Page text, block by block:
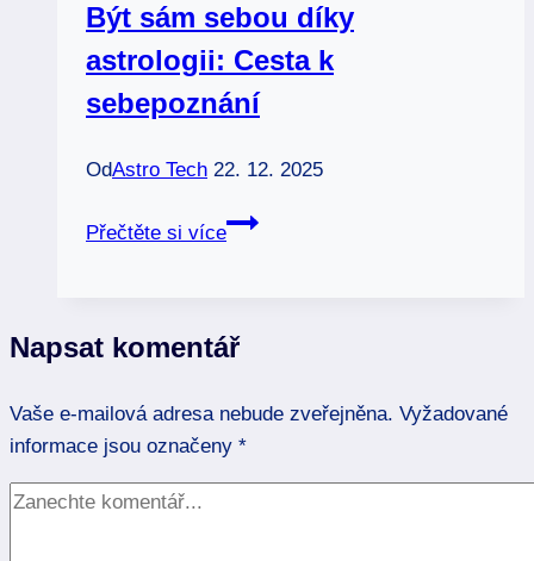
odhalit
své
karmické
vztahy
Být sám sebou díky
astrologii: Cesta k
sebepoznání
OdAstro Tech 22. 12. 2025
Přečtěte si více
Být
astrologii:
k
sebepoznání
Napsat komentář
Vaše e-mailová adresa nebude zveřejněna. Vyžadované
informace jsou označeny *